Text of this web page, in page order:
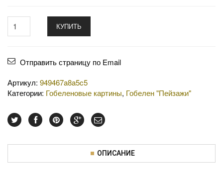
КУПИТЬ
Отправить страницу по Email
Артикул: 949467a8a5c5
Категории: Гобеленовые картины, Гобелен "Пейзажи"
ОПИСАНИЕ